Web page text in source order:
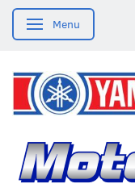
Skifte navigation
Menu